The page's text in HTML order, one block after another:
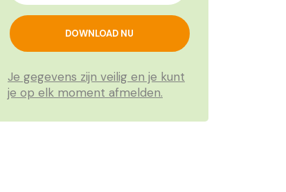
Je gegevens zijn veilig en je kunt
je op elk moment afmelden.